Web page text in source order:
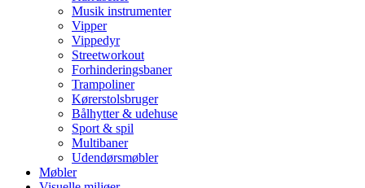
Musik instrumenter
Vipper
Vippedyr
Streetworkout
Forhinderingsbaner
Trampoliner
Kørerstolsbruger
Bålhytter & udehuse
Sport & spil
Multibaner
Udendørsmøbler
Møbler